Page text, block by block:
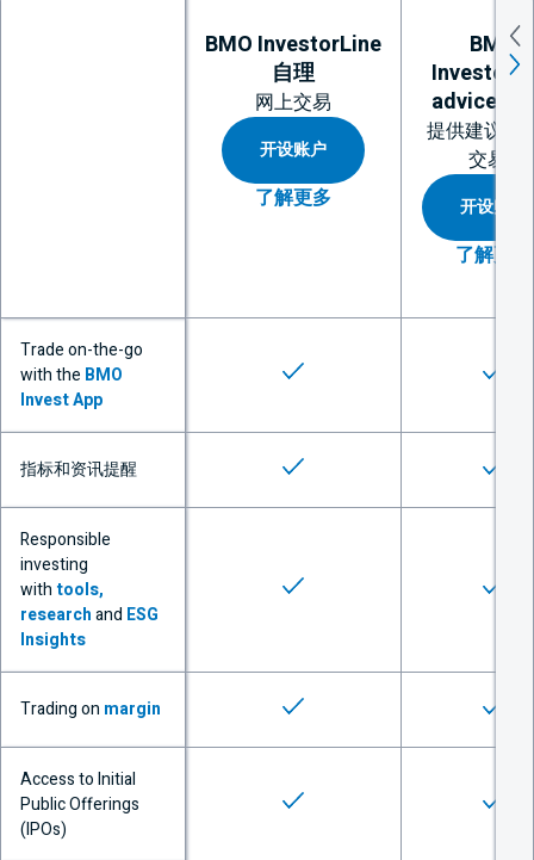
BMO InvestorLine
自理
网上交易
开设账户
了解更多
BMO
提供建议的
交易
开设账户
了解更多
Trade on-the-go
with the BMO
Invest App
可用 可用
指标和资讯提醒 可用 可用
Responsible
investing
withtools,
researchand ESG
Insights
可用 可用
Trading on margin 可用 可用
Access to Initial
Public Offerings
(IPOs)
可用 可用